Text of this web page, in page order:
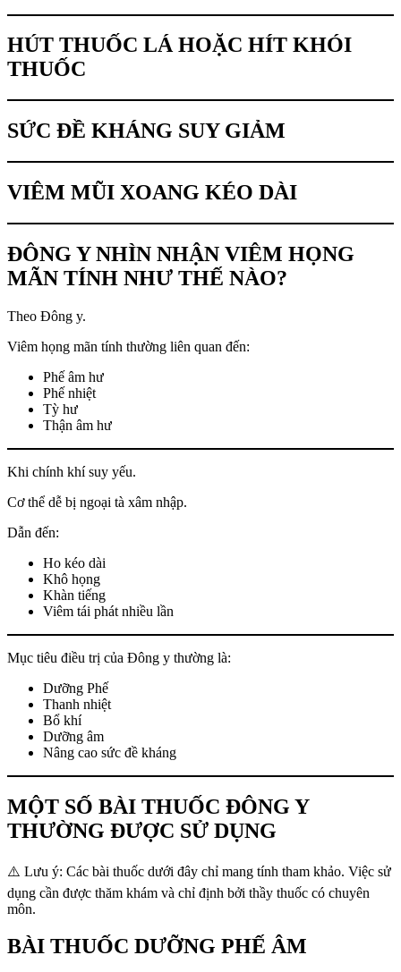
HÚT THUỐC LÁ HOẶC HÍT KHÓI
THUỐC
SỨC ĐỀ KHÁNG SUY GIẢM
VIÊM MŨI XOANG KÉO DÀI
ĐÔNG Y NHÌN NHẬN VIÊM HỌNG
MÃN TÍNH NHƯ THẾ NÀO?
Theo Đông y.
Viêm họng mãn tính thường liên quan đến:
Phế âm hư
Phế nhiệt
Tỳ hư
Thận âm hư
Khi chính khí suy yếu.
Cơ thể dễ bị ngoại tà xâm nhập.
Dẫn đến:
Ho kéo dài
Khô họng
Khàn tiếng
Viêm tái phát nhiều lần
Mục tiêu điều trị của Đông y thường là:
Dưỡng Phế
Thanh nhiệt
Bổ khí
Dưỡng âm
Nâng cao sức đề kháng
MỘT SỐ BÀI THUỐC ĐÔNG Y
THƯỜNG ĐƯỢC SỬ DỤNG
⚠️ Lưu ý: Các bài thuốc dưới đây chỉ mang tính tham khảo. Việc sử
dụng cần được thăm khám và chỉ định bởi thầy thuốc có chuyên
môn.
BÀI THUỐC DƯỠNG PHẾ ÂM